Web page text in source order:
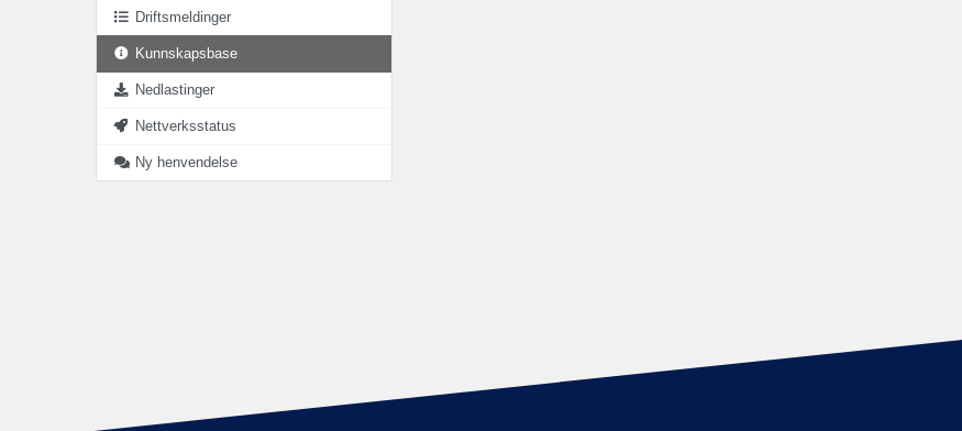
Driftsmeldinger
Kunnskapsbase
Nedlastinger
Nettverksstatus
Ny henvendelse